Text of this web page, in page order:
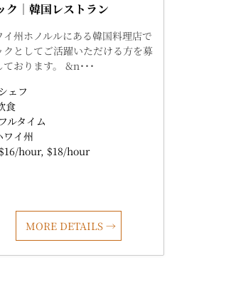
ク｜韓国レストラン
イ州ホノルルにある韓国料理店で
クとしてご活躍いただける方を募
ております。 &n･･･
シェフ
食
フルタイム
ワイ州
$16/hour $18/hour
MORE DETAILS